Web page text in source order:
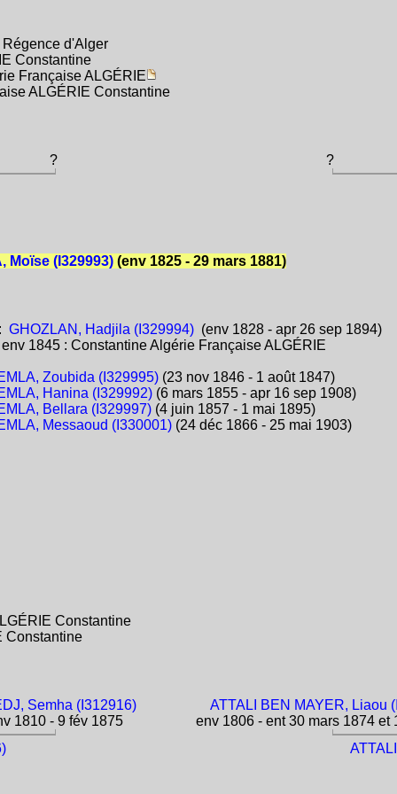
d'Alger
Constantine
Française ALGÉRIE
ALGÉRIE Constantine
? ?
Moïse (I329993) (env 1825 - 29 mars 1881)
GHOZLAN, Hadjila (I329994) (env 1828 - apr 26 sep 1894)
env 1845 : Constantine Algérie Française ALGÉRIE
Zoubida (I329995) (23 nov 1846 - 1 août 1847)
Hanina (I329992) (6 mars 1855 - apr 16 sep 1908)
Bellara (I329997) (4 juin 1857 - 1 mai 1895)
Messaoud (I330001) (24 déc 1866 - 25 mai 1903)
Constantine
Constantine
Semha (I312916)
1810 - 9 fév 1875
ATTALI BEN MAYER, Liaou
env 1806 - ent 30 mars 1874 et